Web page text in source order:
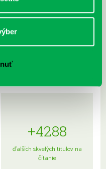
Hardy, Paula: Japonsko na tanieri:
+4288
ďalších skvelých titulov na
čítanie